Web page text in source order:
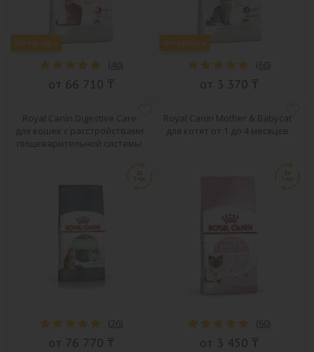
Хит продаж
(40)
от 66 710 ₸
Хит продаж
(60)
от 3 370 ₸
Royal Canin Digestive Care
для кошек с расстройствами
пищеварительной системы
( 26)
от 76 770 ₸
Royal Canin Mother & Babycat
для котят от 1 до 4 месяцев
(60)
от 3 450 ₸